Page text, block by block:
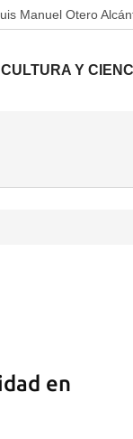
Manuel Otero
CULTURA Y
en